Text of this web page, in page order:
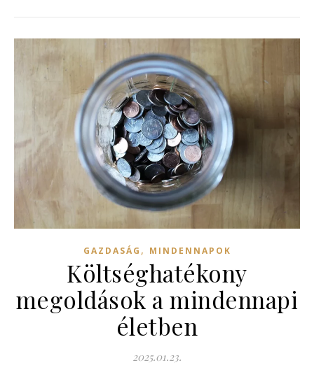
GAZDASÁG , MINDENNAPOK
Költséghatékony
megoldások a mindennapi
életben
2025.01.23.